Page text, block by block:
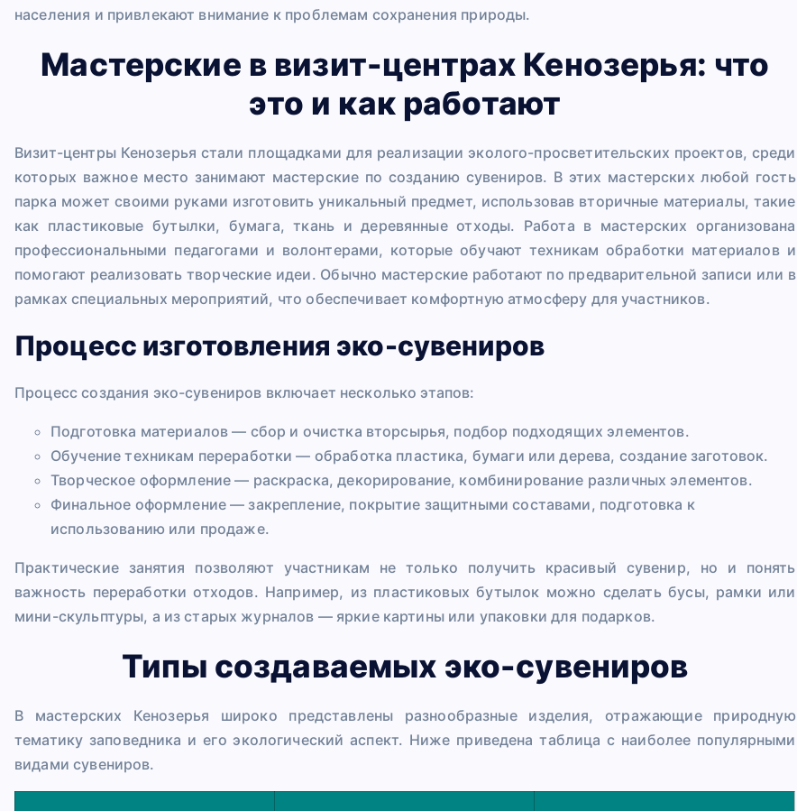
населения и привлекают внимание к проблемам сохранения природы.
Мастерские в визит-центрах Кенозерья: что
это и как работают
Визит-центры Кенозерья стали площадками для реализации эколого-просветительских проектов, среди
которых важное место занимают мастерские по созданию сувениров. В этих мастерских любой гость
парка может своими руками изготовить уникальный предмет, использовав вторичные материалы, такие
как пластиковые бутылки, бумага, ткань и деревянные отходы. Работа в мастерских организована
профессиональными педагогами и волонтерами, которые обучают техникам обработки материалов и
помогают реализовать творческие идеи. Обычно мастерские работают по предварительной записи или в
рамках специальных мероприятий, что обеспечивает комфортную атмосферу для участников.
Процесс изготовления эко-сувениров
Процесс создания эко-сувениров включает несколько этапов:
Подготовка материалов — сбор и очистка вторсырья, подбор подходящих элементов.
Обучение техникам переработки — обработка пластика, бумаги или дерева, создание заготовок.
Творческое оформление — раскраска, декорирование, комбинирование различных элементов.
Финальное оформление — закрепление, покрытие защитными составами, подготовка к
использованию или продаже.
Практические занятия позволяют участникам не только получить красивый сувенир, но и понять
важность переработки отходов. Например, из пластиковых бутылок можно сделать бусы, рамки или
мини-скульптуры, а из старых журналов — яркие картины или упаковки для подарков.
Типы создаваемых эко-сувениров
В мастерских Кенозерья широко представлены разнообразные изделия, отражающие природную
тематику заповедника и его экологический аспект. Ниже приведена таблица с наиболее популярными
видами сувениров.